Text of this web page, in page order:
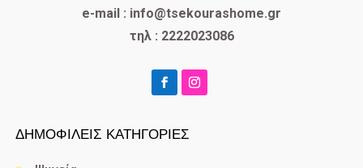
e-mail : info@tsekourashome.gr
τηλ : 2222023086
ΔΗΜΟΦΙΛΕΙΣ ΚΑΤΗΓΟΡΙΕΣ